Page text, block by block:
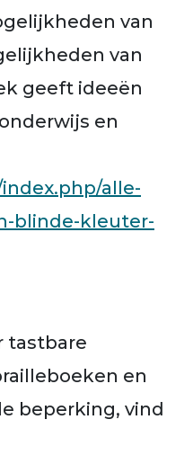
van
van
geeft ideeën
en
alle-
blinde-kleuter-
tastbare
en
beperking, vind